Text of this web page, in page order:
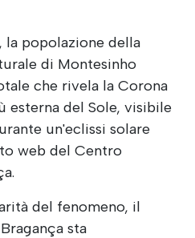
la popolazione della
di Montesinho
che rivela la Corona
esterna del Sole, visibile
un'eclissi solare
web del Centro
del fenomeno, il
sta